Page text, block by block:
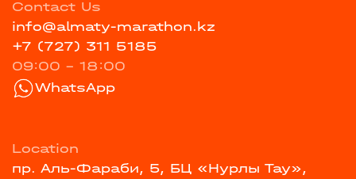
Contact Us
info@almaty-marathon.kz
+7 (727) 311 5185
09:00 - 18:00
WhatsApp
Location
пр. Аль-Фараби, 5, БЦ «Нурлы Тау»,